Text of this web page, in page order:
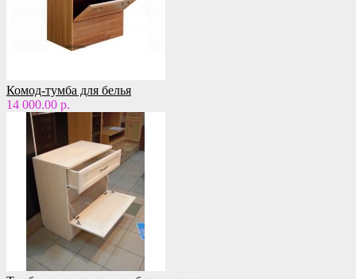
Комод-тумба для белья
14 000.00 р.